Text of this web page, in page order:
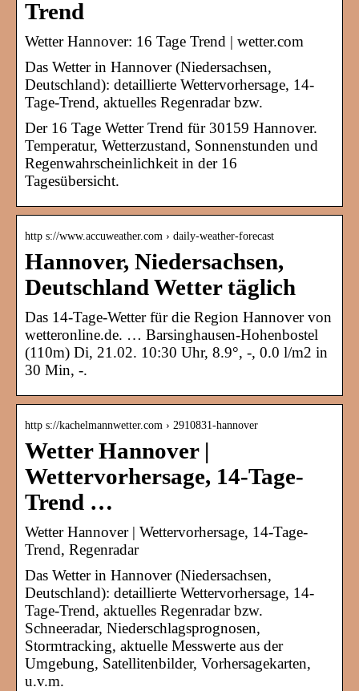
Trend
Wetter Hannover: 16 Tage Trend | wetter.com
Das Wetter in Hannover (Niedersachsen,
Deutschland): detaillierte Wettervorhersage, 14-
Tage-Trend, aktuelles Regenradar bzw.
Der 16 Tage Wetter Trend für 30159 Hannover.
Temperatur, Wetterzustand, Sonnenstunden und
Regenwahrscheinlichkeit in der 16
Tagesübersicht.
http s://www.accuweather.com › daily-weather-forecast
Hannover, Niedersachsen,
Deutschland Wetter täglich
Das 14-Tage-Wetter für die Region Hannover von
wetteronline.de. … Barsinghausen-Hohenbostel
(110m) Di, 21.02. 10:30 Uhr, 8.9°, -, 0.0 l/m2 in
30 Min, -.
http s://kachelmannwetter.com › 2910831-hannover
Wetter Hannover |
Wettervorhersage, 14-Tage-
Trend …
Wetter Hannover | Wettervorhersage, 14-Tage-
Trend, Regenradar
Das Wetter in Hannover (Niedersachsen,
Deutschland): detaillierte Wettervorhersage, 14-
Tage-Trend, aktuelles Regenradar bzw.
Schneeradar, Niederschlagsprognosen,
Stormtracking, aktuelle Messwerte aus der
Umgebung, Satellitenbilder, Vorhersagekarten,
u.v.m.